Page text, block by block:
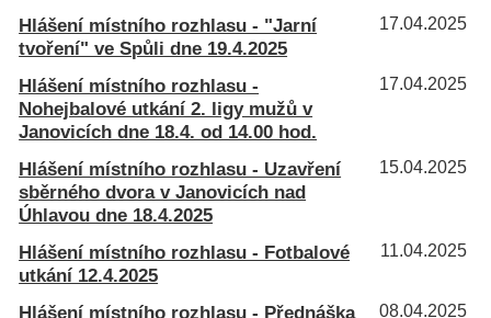
17.04.2025
Hlášení místního rozhlasu - "Jarní
tvoření" ve Spůli dne 19.4.2025
17.04.2025
Hlášení místního rozhlasu -
Nohejbalové utkání 2. ligy mužů v
Janovicích dne 18.4. od 14.00 hod.
15.04.2025
Hlášení místního rozhlasu - Uzavření
sběrného dvora v Janovicích nad
Úhlavou dne 18.4.2025
11.04.2025
Hlášení místního rozhlasu - Fotbalové
utkání 12.4.2025
08.04.2025
Hlášení místního rozhlasu - Přednáška